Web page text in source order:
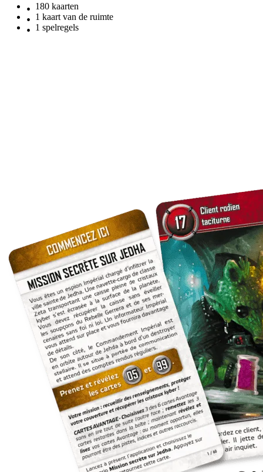
180 kaarten
1 kaart van de ruimte
1 spelregels